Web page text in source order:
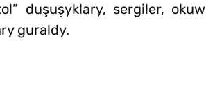
duşuşyklary, sergiler, okuw
guraldy.